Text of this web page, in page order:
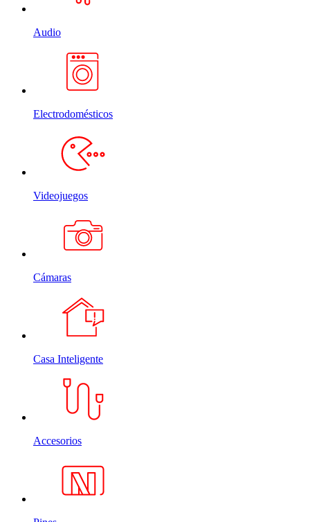
Audio
Electrodomésticos
Videojuegos
Cámaras
Casa Inteligente
Accesorios